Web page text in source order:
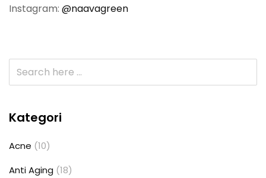
Instagram: @naavagreen
Kategori
Acne (10)
Anti Aging (18)